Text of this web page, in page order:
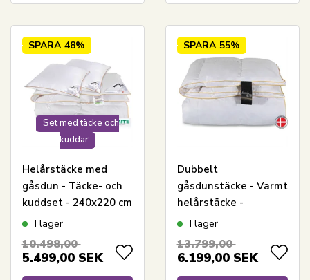
Set med täcke och
kuddar
SPARA 48%
Helårstäcke med
gåsdun - Täcke- och
kuddset - 240x220 cm
+ två kuddar 60x63
gåsdunstäcke
I lager
10.498,00
5.499,00 SEK
SPARA 55%
Dubbelt
gåsdunstäcke - Varmt
helårstäcke -
240x220 cm -
Gulddynen varm
I lager
13.799,00
6.199,00 SEK